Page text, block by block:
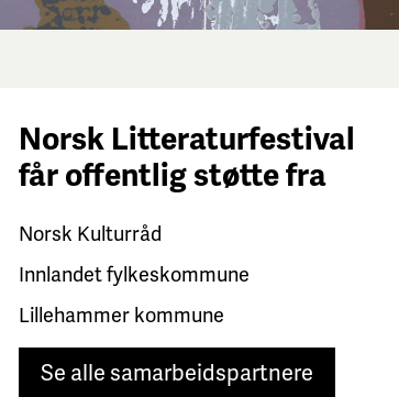
Norsk Litteraturfestival
får offentlig støtte fra
Norsk Kulturråd
Innlandet fylkeskommune
Lillehammer kommune
Se alle samarbeidspartnere